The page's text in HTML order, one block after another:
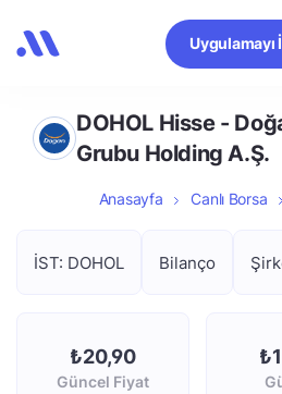
Uygulamayı
DOHOL Hisse -
Grubu Holding A.Ş.
Anasayfa Canlı Borsa
İST: DOHOL Bilanço
₺20,90
Güncel Fiyat